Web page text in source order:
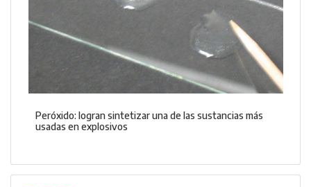
Peróxido: logran sintetizar una de las sustancias más
usadas en explosivos